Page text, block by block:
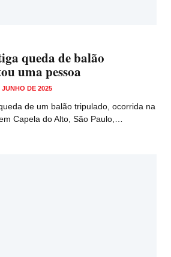
queda de balão
uma pessoa
JUNHO DE 2025
de um balão tripulado, ocorrida na
Capela do Alto, São Paulo,…